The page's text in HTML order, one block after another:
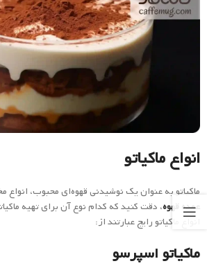
انواع ماکیاتو
ماکیاتو به عنوان یک نوشیدنی قهوه‌ای محبوب، انواع
عمده قهوه، دقت کنید که کدام نوع آن برای تهیه
انواع ماکیاتو رایج عبارتند از:
ماکیاتو اسپرسو